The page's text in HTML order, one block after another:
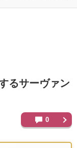
るサーヴァン
0